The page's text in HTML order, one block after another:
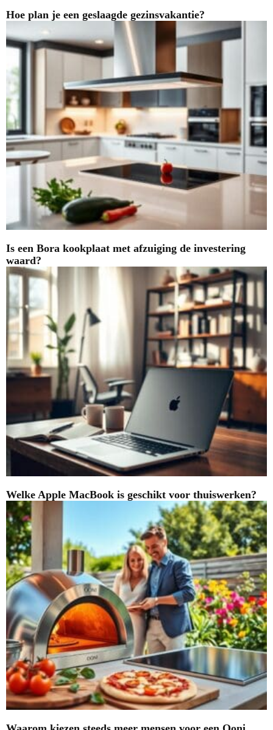
Hoe plan je een geslaagde gezinsvakantie?
Is een Bora kookplaat met afzuiging de investering
waard?
Welke Apple MacBook is geschikt voor thuiswerken?